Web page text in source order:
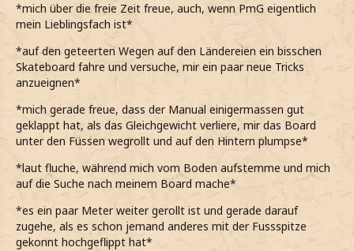
Hedwig
*mich über die freie Zeit freue, auch, wenn PmG eigentlich
mein Lieblingsfach ist*
*auf den geteerten Wegen auf den Ländereien ein bisschen
Skateboard fahre und versuche, mir ein paar neue Tricks
anzueignen*
*mich gerade freue, dass der Manual einigermassen gut
geklappt hat, als das Gleichgewicht verliere, mir das Board
unter den Füssen wegrollt und auf den Hintern plumpse*
*laut fluche, während mich vom Boden aufstemme und mich
auf die Suche nach meinem Board mache*
*es ein paar Meter weiter gerollt ist und gerade darauf
zugehe, als es schon jemand anderes mit der Fussspitze
gekonnt hochgeflippt hat*